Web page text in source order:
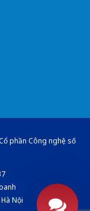
phần Công nghệ số
Nội